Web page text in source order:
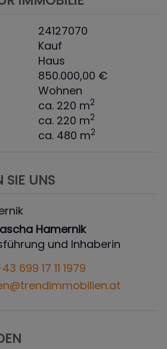
24127070
Kauf
Haus
850.000,00 €
Wohnen
ca. 220 m2
ca. 220 m2
ca. 480 m2
SIE UNS
Hamernik
und Inhaberin
699 17 11 1979